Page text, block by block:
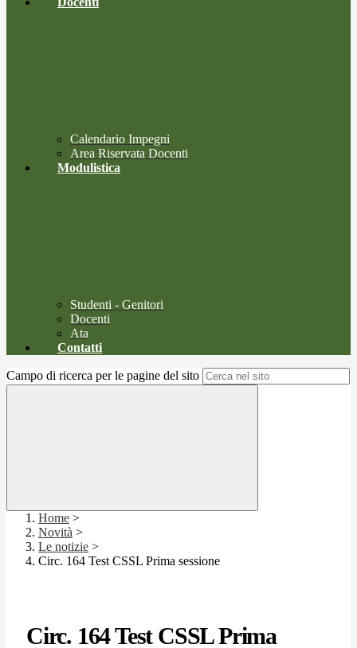
Calendario Impegni
Area Riservata Docenti
Modulistica
Studenti - Genitori
Docenti
Ata
Contatti
Campo di ricerca per le pagine del sito
Home >
Novità >
Le notizie >
Circ. 164 Test CSSL Prima sessione
Circ. 164 Test CSSL Prima